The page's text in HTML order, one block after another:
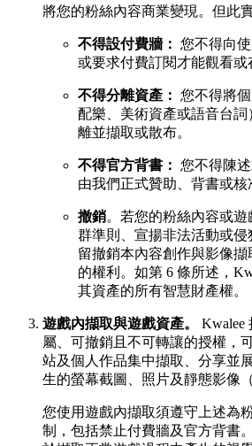
將您的粉絲內容商業變現。但此
不得設付費牆： 您不得向
或要求付費訂閱才能觀看或
不得分離資產： 您不得將
配樂、美術資產或語音台
離並擷取或散布。
不得官方背書： 您不得陳
由我們正式贊助、背書或核
撤銷。若您的粉絲內容或
群準則、宣揚非法活動或
留撤銷本內容創作與影像
的權利。如第 6 條所述，
其資產的所有智慧財產權。
遊戲內擷取與遊戲資產。
Kwalee
屬、可撤銷且不可轉讓的授權，
站及個人作品集中擷取、分享並
生的螢幕截圖、照片及靜態影像
您使用遊戲內擷取須遵守上述為
制，包括禁止付費牆及官方背書